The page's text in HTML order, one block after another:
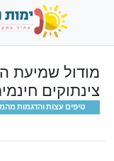
מודול שמיעת
צינתוקים
טיפים עצות והדגמות